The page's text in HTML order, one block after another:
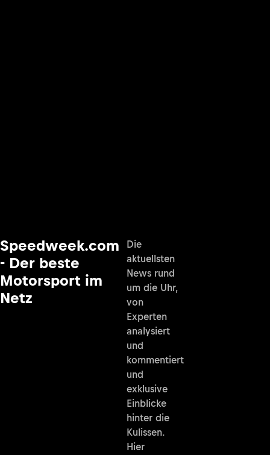
Speedweek.com
- Der beste
Motorsport im
Netz
Die
aktuellsten
News rund
um die Uhr,
von
Experten
analysiert
und
kommentiert
und
exklusive
Einblicke
hinter die
Kulissen.
Hier